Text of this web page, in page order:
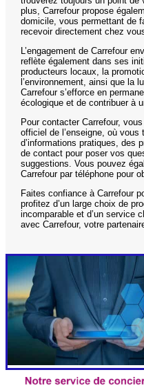
plus, Carrefour propose
domicile, vous permettant de
recevoir directement chez
L’engagement de Carrefour
reflète également dans ses
producteurs locaux, la
l’environnement, ainsi que la
Carrefour s’efforce en
écologique et de contribuer à
Pour contacter Carrefour,
officiel de l’enseigne, où vous
d’informations pratiques, des
de contact pour poser vos
suggestions. Vous pouvez
Carrefour par téléphone pour
Faites confiance à Carrefour
profitez d’un large choix de
incomparable et d’un service
avec Carrefour, votre